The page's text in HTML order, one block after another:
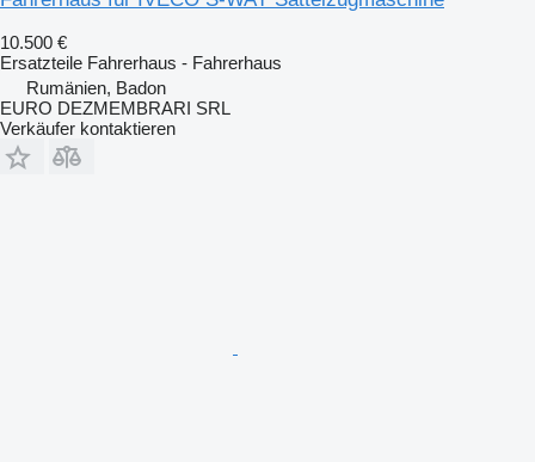
10.500 €
Ersatzteile Fahrerhaus - Fahrerhaus
Rumänien, Badon
EURO DEZMEMBRARI SRL
Verkäufer kontaktieren